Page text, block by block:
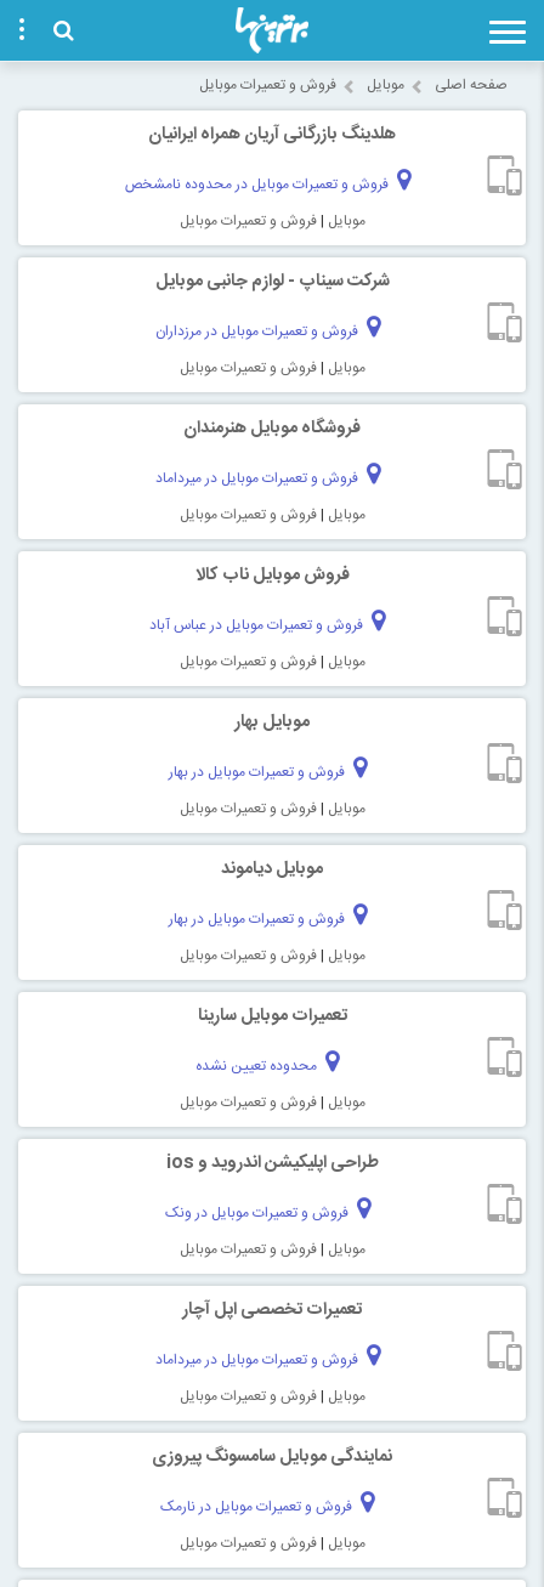
صفحه اصلی موبایل فروش و تعمیرات موبایل
هلدینگ بازرگانی آریان همراه ایرانیان
فروش و تعمیرات موبایل در محدوده نامشخص
موبایل |فروش و تعمیرات موبایل
شرکت سیناپ - لوازم جانبی موبایل
فروش و تعمیرات موبایل در مرزداران
موبایل |فروش و تعمیرات موبایل
فروشگاه موبایل هنرمندان
فروش و تعمیرات موبایل در میرداماد
موبایل |فروش و تعمیرات موبایل
فروش موبایل ناب کالا
فروش و تعمیرات موبایل در عباس آباد
موبایل |فروش و تعمیرات موبایل
موبایل بهار
فروش و تعمیرات موبایل در بهار
موبایل |فروش و تعمیرات موبایل
موبايل دياموند
فروش و تعمیرات موبایل در بهار
موبایل |فروش و تعمیرات موبایل
تعمیرات موبايل سارینا
محدوده تعیین نشده
موبایل |فروش و تعمیرات موبایل
طراحی اپلیکیشن اندروید و ios
فروش و تعمیرات موبایل در ونک
موبایل |فروش و تعمیرات موبایل
تعمیرات تخصصی اپل آچار
فروش و تعمیرات موبایل در میرداماد
موبایل |فروش و تعمیرات موبایل
نمایندگی موبایل سامسونگ پیروزی
فروش و تعمیرات موبایل در نارمک
موبایل |فروش و تعمیرات موبایل